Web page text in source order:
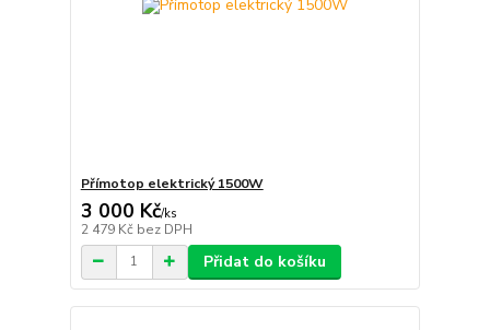
Přímotop elektrický 1500W
3 000 Kč/ks
2 479 Kč bez DPH
Přidat do košíku